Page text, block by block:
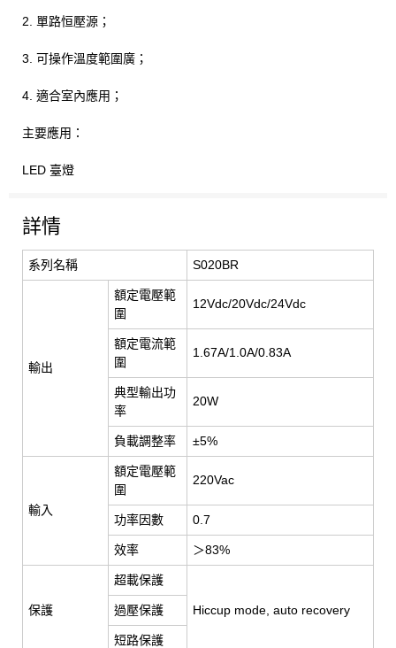
2. 單路恒壓源；
3. 可操作溫度範圍廣；
4. 適合室內應用；
主要應用：
LED 臺燈
詳情
系列名稱 S020BR
輸出
額定電壓範
圍
12Vdc/20Vdc/24Vdc
額定電流範
圍
1.67A/1.0A/0.83A
典型輸出功
率
20W
負載調整率 ±5%
輸入
額定電壓範
圍
220Vac
功率因數 0.7
效率 ＞83%
保護
超載保護
Hiccup mode, auto recovery
過壓保護
短路保護